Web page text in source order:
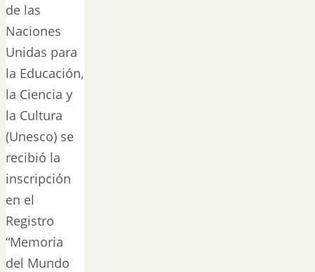
de las
Naciones
Unidas para
la Educación,
la Ciencia y
la Cultura
(Unesco) se
recibió la
inscripción
en el
Registro
“Memoria
del Mundo